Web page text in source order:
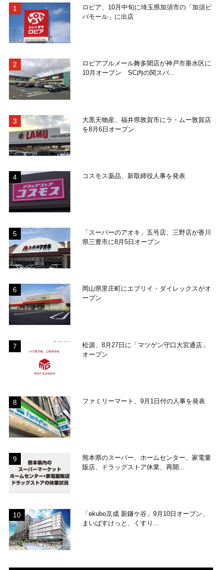
ロピア、10月中旬に埼玉県加須市の「加須ビ
バモール」に出店
ロピアブルメール舞多聞店が神戸市垂水区に
10月オープン SC内の関スパ...
大黒天物産、福井県敦賀市にラ・ムー敦賀店
を8月6日オープン
コスモス薬品、新取締役人事を発表
「スーパーのアオキ」五号店、三野店が香川
県三豊市に8月5日オープン
岡山県里庄町にエブリイ・ダイレックスがオ
ープン
松源、8月27日に「マツゲン守口大宮通店」
オープン
ファミリーマート、9月1日付の人事を発表
熊本県のスーパー、ホームセンター、家電量
販店、ドラッグストア休業、再開...
「ekubo京成 新鎌ケ谷」9月10日オープン、
まいばすけっと、くすり...